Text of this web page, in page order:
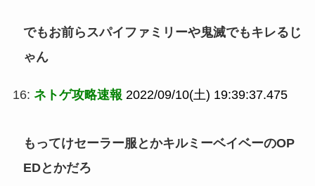
でもお前らスパイファミリーや鬼滅でもキレるじ
ゃん
16: ネトゲ攻略速報 2022/09/10(土) 19:39:37.475
もってけセーラー服とかキルミーベイベーのOP
EDとかだろ